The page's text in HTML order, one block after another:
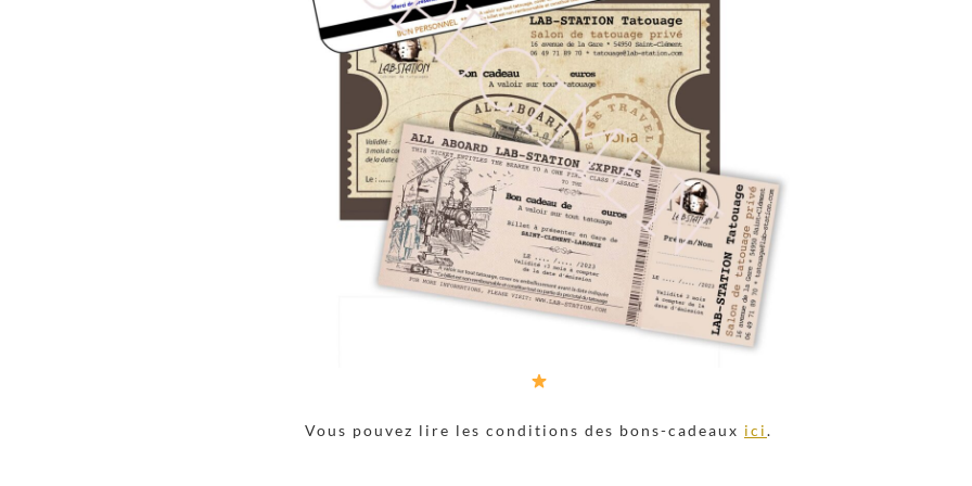
Vous pouvez lire les conditions des bons-cadeaux ici.